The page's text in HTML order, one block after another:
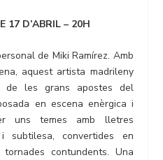
17 D’ABRIL – 20H
de Miki Ramírez. Amb
aquest artista madrileny
de les grans apostes del
en escena enèrgica i
uns temes amb lletres
subtilesa, convertides en
contundents. Una